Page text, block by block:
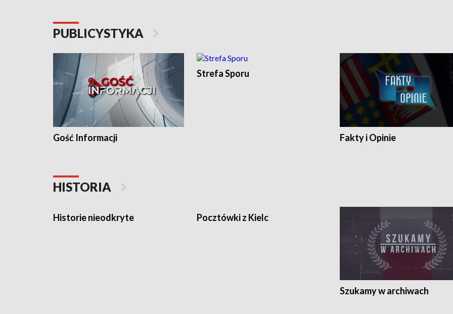
PUBLICYSTYKA
Gość Informacji
Strefa Sporu
Fakty i Opinie
HISTORIA
Historie nieodkryte Pocztówki z Kielc
Szukamy w archiwach